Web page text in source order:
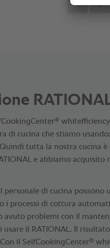
® whitefficiency
di cucina che stiamo
tutta la nostra cucina
e abbiamo acquisito
di cucina possono
i processi di cottura
avuto problemi con il
il RATIONAL. Il
il SelfCookingCenter®